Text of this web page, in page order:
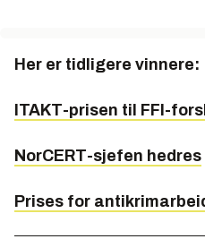
Her er tidligere vinnere:
ITAKT-prisen til FFI-
NorCERT-sjefen hedres
Prises for